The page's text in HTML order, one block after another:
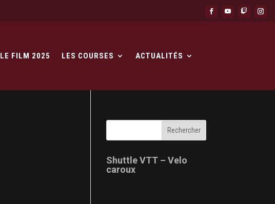
LE FILM 2025 LES COURSES
ACTUALITÉS
Shuttle VTT – Velo
caroux